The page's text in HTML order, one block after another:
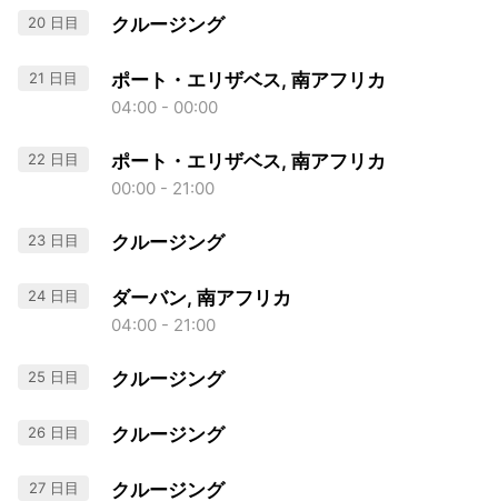
20 日目 クルージング
21 日目 ポート・エリザベス, 南アフリカ
04:00 - 00:00
22 日目 ポート・エリザベス, 南アフリカ
00:00 - 21:00
23 日目 クルージング
24 日目 ダーバン, 南アフリカ
04:00 - 21:00
25 日目 クルージング
26 日目 クルージング
27 日目 クルージング